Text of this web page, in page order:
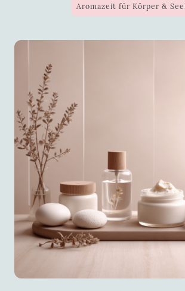
Aromazeit für Körper &